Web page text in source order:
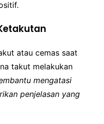
atau cemas saat
takut melakukan
mengatasi
penjelasan yang